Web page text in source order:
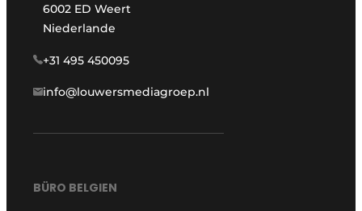
6002 ED Weert
Niederlande
+31 495 450095
info@louwersmediagroep.nl
BÜRO BELGIEN